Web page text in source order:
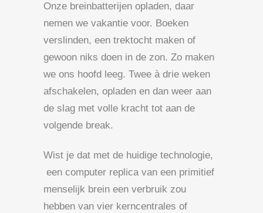
Onze breinbatterijen opladen, daar
nemen we vakantie voor. Boeken
verslinden, een trektocht maken of
gewoon niks doen in de zon. Zo maken
we ons hoofd leeg. Twee à drie weken
afschakelen, opladen en dan weer aan
de slag met volle kracht tot aan de
volgende break.
Wist je dat met de huidige technologie,
een computer replica van een primitief
menselijk brein een verbruik zou
hebben van vier kerncentrales of